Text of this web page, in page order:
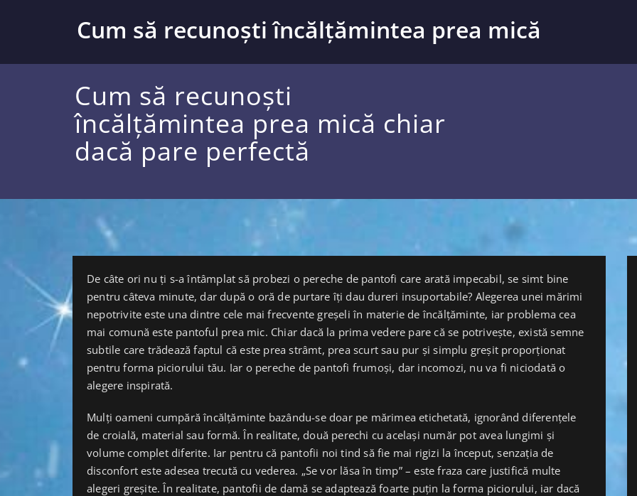
Cum să recunoști încălțămintea prea mică
Cum să recunoști
încălțămintea prea mică chiar
dacă pare perfectă
De câte ori nu ți s-a întâmplat să probezi o pereche de pantofi care arată impecabil, se simt bine
pentru câteva minute, dar după o oră de purtare îți dau dureri insuportabile? Alegerea unei mărimi
nepotrivite este una dintre cele mai frecvente greșeli în materie de încălțăminte, iar problema cea
mai comună este pantoful prea mic. Chiar dacă la prima vedere pare că se potrivește, există semne
subtile care trădează faptul că este prea strâmt, prea scurt sau pur și simplu greșit proporționat
pentru forma piciorului tău. Iar o pereche de pantofi frumoși, dar incomozi, nu va fi niciodată o
alegere inspirată.
Mulți oameni cumpără încălțăminte bazându-se doar pe mărimea etichetată, ignorând diferențele
de croială, material sau formă. În realitate, două perechi cu același număr pot avea lungimi și
volume complet diferite. Iar pentru că pantofii noi tind să fie mai rigizi la început, senzația de
disconfort este adesea trecută cu vederea. „Se vor lăsa în timp” – este fraza care justifică multe
alegeri greșite. În realitate, pantofii de damă se adaptează foarte puțin la forma piciorului, iar dacă